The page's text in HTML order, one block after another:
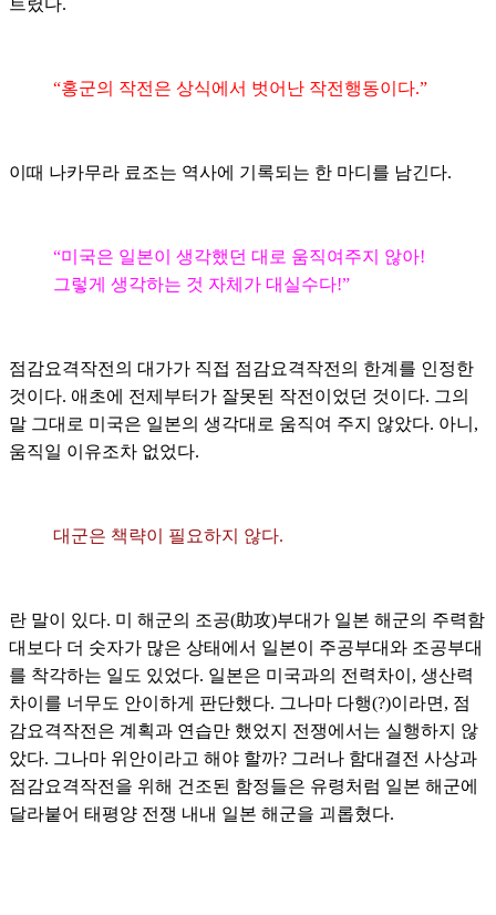
“홍군의 작전은 상식에서 벗어난 작전행동이다.”
이때 나카무라 료조는 역사에 기록되는 한 마디를 남긴다.
“미국은 일본이 생각했던 대로 움직여주지 않아!
그렇게 생각하는 것 자체가 대실수다!”
점감요격작전의 대가가 직접 점감요격작전의 한계를 인정한
것이다. 애초에 전제부터가 잘못된 작전이었던 것이다. 그의
말 그대로 미국은 일본의 생각대로 움직여 주지 않았다. 아니,
움직일 이유조차 없었다.
대군은 책략이 필요하지 않다.
란 말이 있다. 미 해군의 조공(助攻)부대가 일본 해군의 주력함
대보다 더 숫자가 많은 상태에서 일본이 주공부대와 조공부대
를 착각하는 일도 있었다. 일본은 미국과의 전력차이, 생산력
차이를 너무도 안이하게 판단했다. 그나마 다행(?)이라면, 점
감요격작전은 계획과 연습만 했었지 전쟁에서는 실행하지 않
았다. 그나마 위안이라고 해야 할까? 그러나 함대결전 사상과
점감요격작전을 위해 건조된 함정들은 유령처럼 일본 해군에
달라붙어 태평양 전쟁 내내 일본 해군을 괴롭혔다.